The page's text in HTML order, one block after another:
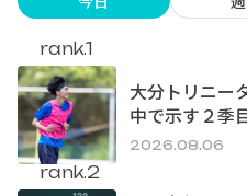
rank.1
大分トリニ
中で示す２季
2026.08.06
rank.2